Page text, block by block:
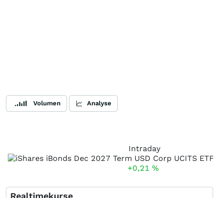
Volumen Analyse
Intraday
+0,21 %
Realtimekurse